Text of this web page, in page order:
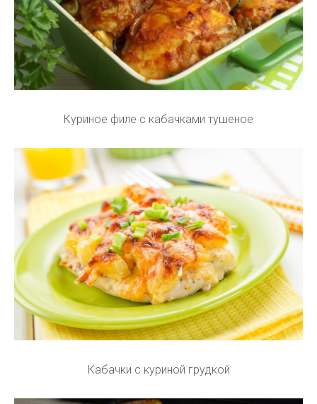
Куриное филе с кабачками тушеное
Кабачки с куриной грудкой